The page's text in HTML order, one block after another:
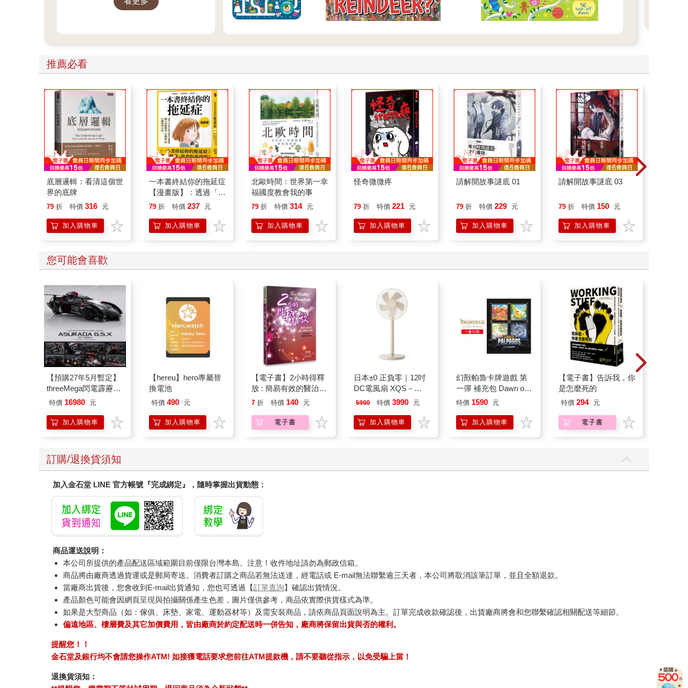
聖誕繪本與倒數日曆， 從閱讀、
一起倒數歡樂的 25 天。 打開每一
頁、每一扇小門，都是滿滿的驚
喜與節慶溫度， Read it, Play it,
Feel the Christmas Magic！ 即日
起~2026/1/5參展商品好康79折~~
推薦必看
底層邏輯：看清這個世
界的底牌
79 折 特價 316 元
加入購物車
一本書終結你的拖延症
【漫畫版】：透過「小
行動」打開大腦的行動
「行動派」的37個科
學方法
79 折 特價 237 元
加入購物車
北歐時間：世界第一幸
福國度教會我的事
79 折 特價 314 元
加入購物車
怪奇微微疼
79 折 特價 221 元
加入購物車
請解開故事謎底 01
79 折 特價 229 元
加入購物車
請解開故事謎底 03
79 折 特價 150 元
加入購物車
您可能會喜歡
【預購27年5月暫定】
threeMega閃電霹靂車
VA Hi-SPEC UNITED
SIREN 黑色限定
特價 16980 元
加入購物車
【hereu】hero專屬替
換電池
特價 490 元
加入購物車
【電子書】2小時得釋
放 : 簡易有效的醫治釋
放手冊
7 折 特價 140 元
電子書
日本±0 正負零｜12吋
DC電風扇 XQS－
Y620 象牙白
5990 特價 3990 元
加入購物車
幻獸帕魯卡牌遊戲 第
一彈 補充包 Dawn of
Palpagos（日文版一
特價 1590 元
加入購物車
【電子書】告訴我，你
是怎麼死的
特價 294 元
電子書
訂購/退換貨須知
加入金石堂 LINE 官方帳號『完成綁定』，隨時掌握出貨動態：
商品運送說明：
本公司所提供的產品配送區域範圍目前僅限台灣本島。注意！收件地址請勿為郵政信箱。
商品將由廠商透過貨運或是郵局寄送。消費者訂購之商品若無法送達，經電話或 E-mail無法聯繫逾三天者，本公司將取消該筆訂單，並且全額退款。
當廠商出貨後，您會收到E-mail出貨通知，您也可透過【訂單查詢】確認出貨情況。
產品顏色可能會因網頁呈現與拍攝關係產生色差，圖片僅供參考，商品依實際供貨樣式為準。
如果是大型商品（如：傢俱、床墊、家電、運動器材等）及需安裝商品，請依商品頁面說明為主。訂單完成收款確認後，出貨廠商將會和您聯繫確認相關配送等細節。
偏遠地區、樓層費及其它加價費用，皆由廠商於約定配送時一併告知，廠商將保留出貨與否的權利。
提醒您！！
金石堂及銀行均不會請您操作ATM! 如接獲電話要求您前往ATM提款機，請不要聽從指示，以免受騙上當！
退換貨須知：